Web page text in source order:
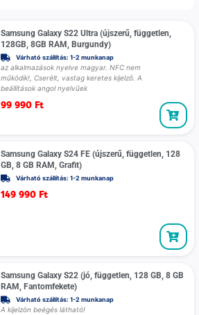
Samsung Galaxy S22 Ultra (újszerű, független,
128GB, 8GB RAM, Burgundy)
Várható szállítás: 1-2 munkanap
az alkalmazások nyelve magyar. NFC nem
működik!, Cserélt, vastag keretes kijelző. A
beállítások angol nyelvűek
99 990 Ft
Samsung Galaxy S24 FE (újszerű, független, 128
GB, 8 GB RAM, Grafit)
Várható szállítás: 1-2 munkanap
149 990 Ft
Samsung Galaxy S22 (jó, független, 128 GB, 8 GB
RAM, Fantomfekete)
Várható szállítás: 1-2 munkanap
A kijelzön beégés látható!